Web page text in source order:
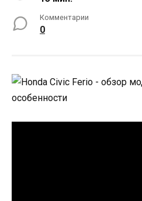
Комментарии
0